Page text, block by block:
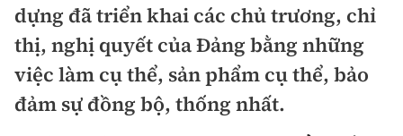
Chuyện dọc đường
Cải chính
Quy hoạch kiến trúc
Vật liệu xây dựng
Giám định chất lượng
Quản lý
Đường bộ
Hàng không
Kinh tế
Thị trường
Pháp luật
dựng đã triển khai các chủ trương, chỉ
thị, nghị quyết của Đảng bằng những
việc làm cụ thể, sản phẩm cụ thể, bảo
đảm sự đồng bộ, thống nhất.